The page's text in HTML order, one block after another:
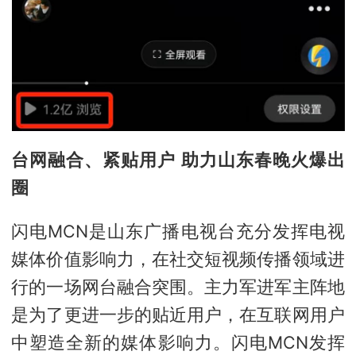
台网融合、紧贴用户 助力山东春晚火爆出
圈
闪电MCN是山东广播电视台充分发挥电视
媒体价值影响力，在社交短视频传播领域进
行的一场网台融合突围。主力军进军主阵地
是为了更进一步的贴近用户，在互联网用户
中塑造全新的媒体影响力。闪电MCN发挥